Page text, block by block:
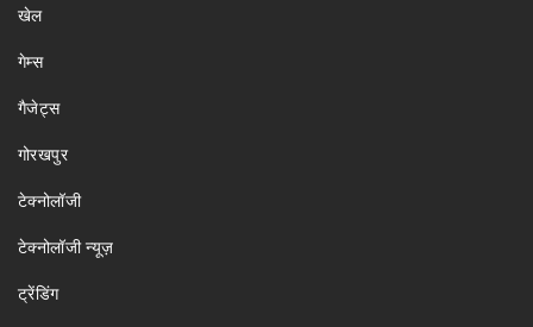
खेल
गेम्स
गैजेट्स
गोरखपुर
टेक्नोलॉजी
टेक्नोलॉजी न्यूज़
ट्रेंडिंग